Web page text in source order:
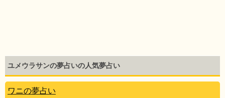
ユメウラサンの夢占いの人気夢占い
ワニの夢占い